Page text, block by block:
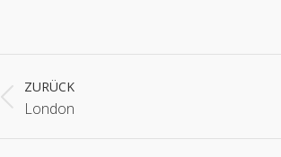
Navigation
ZURÜCK
Vorheriges
London